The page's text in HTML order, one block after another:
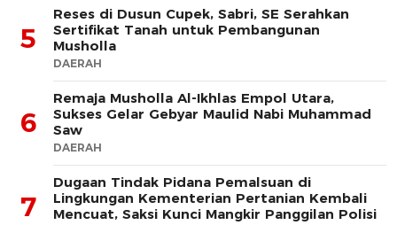
5
Reses di Dusun Cupek, Sabri, SE Serahkan
Sertifikat Tanah untuk Pembangunan
Musholla
DAERAH
6
Remaja Musholla Al-Ikhlas Empol Utara,
Sukses Gelar Gebyar Maulid Nabi Muhammad
Saw
DAERAH
7
Dugaan Tindak Pidana Pemalsuan di
Lingkungan Kementerian Pertanian Kembali
Mencuat, Saksi Kunci Mangkir Panggilan Polisi